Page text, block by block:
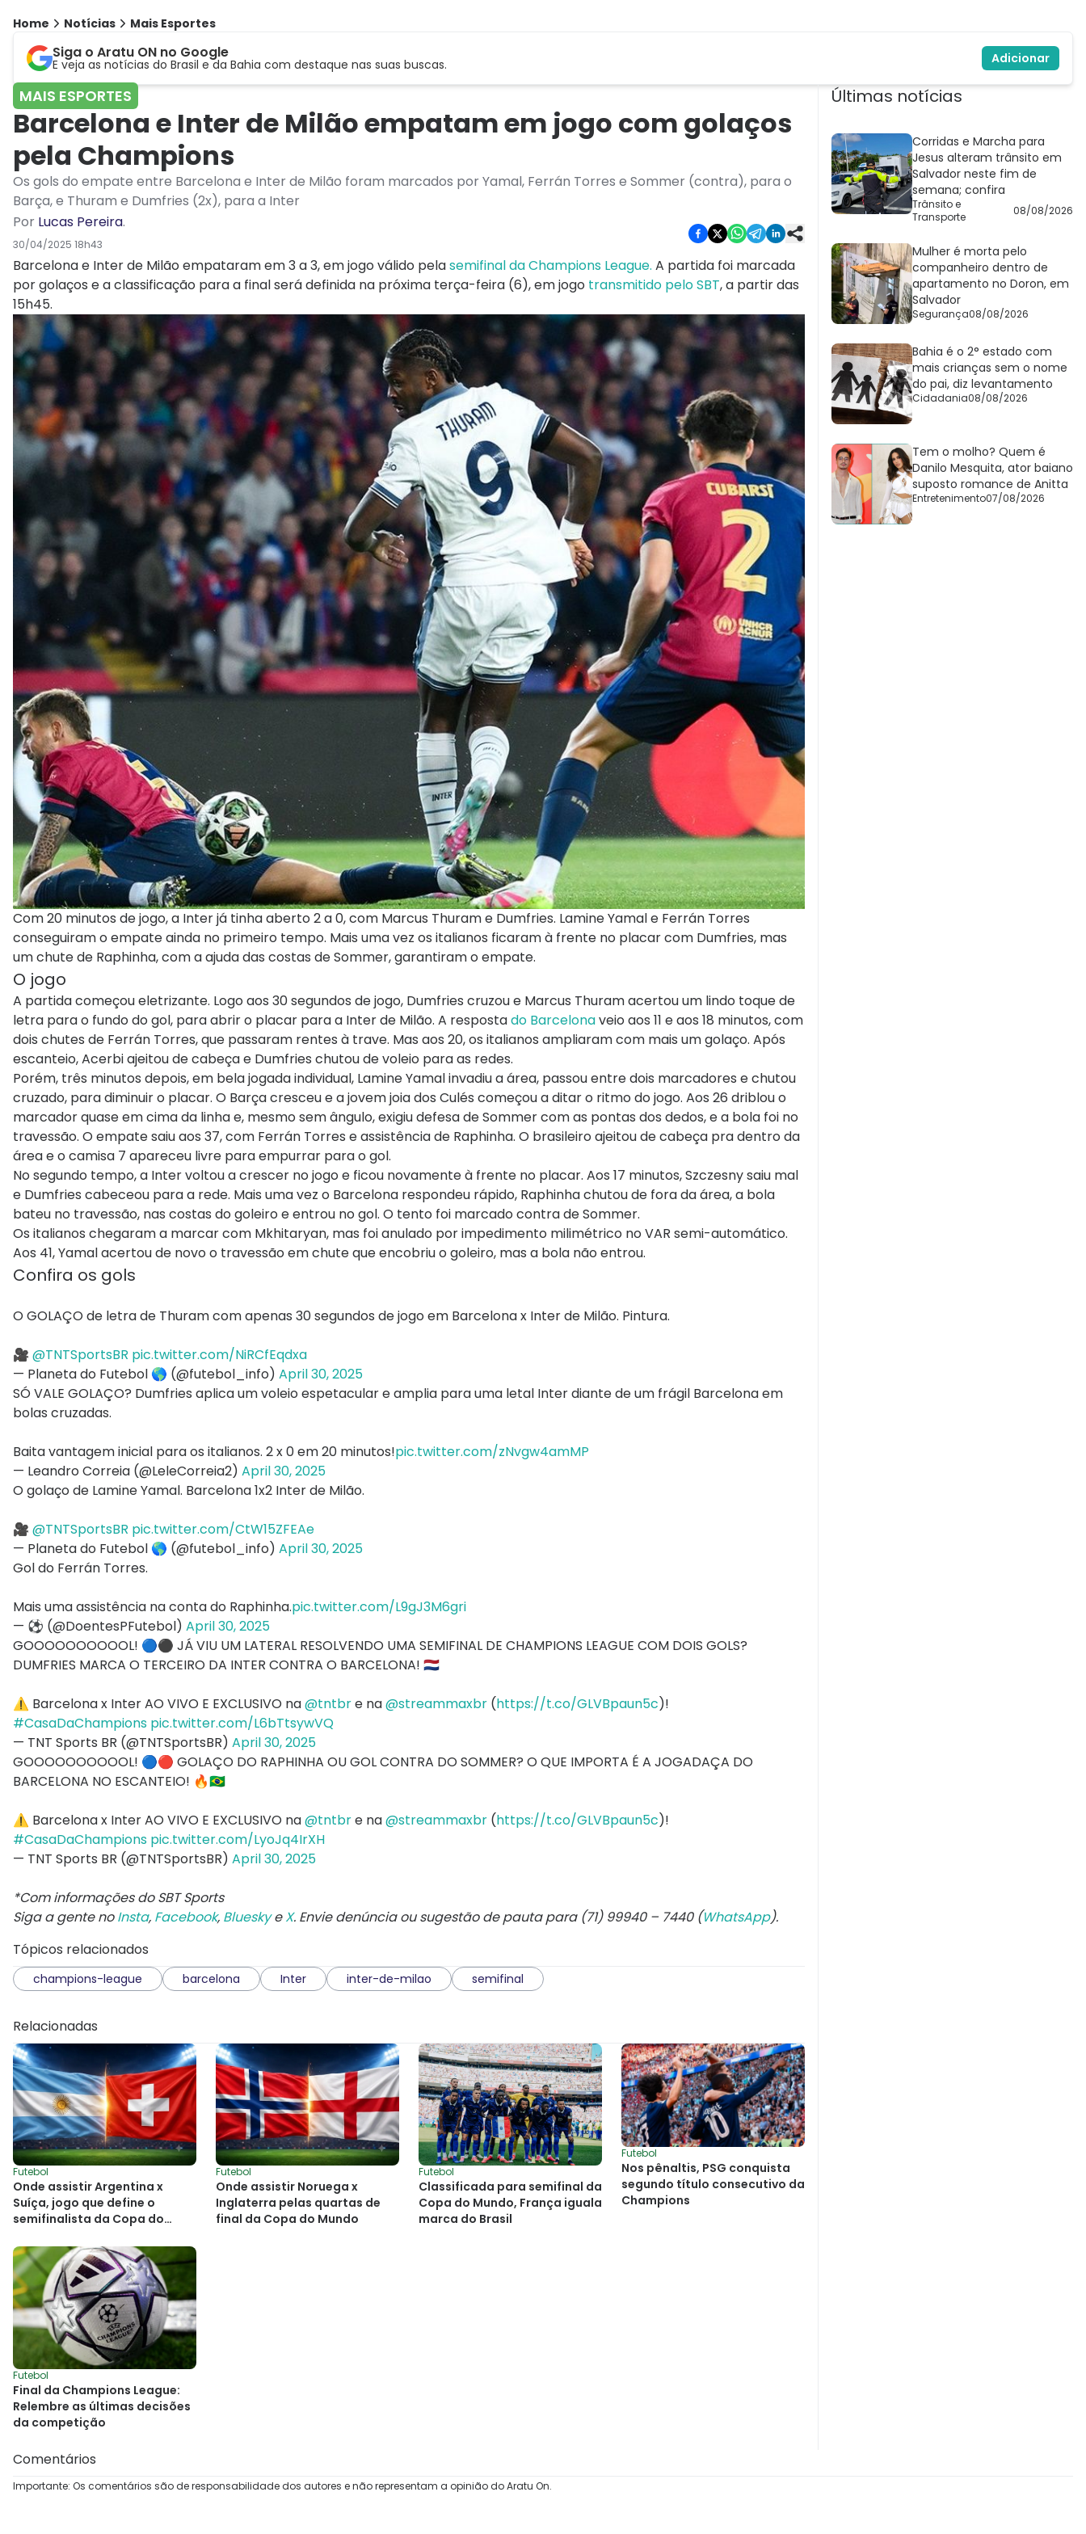
Home Notícias Mais Esportes
Siga o Aratu ON no Google
E veja as notícias do Brasil e da Bahia com destaque nas suas buscas. Adicionar
MAIS ESPORTES
Barcelona e Inter de Milão empatam em jogo com golaços
pela Champions
Os gols do empate entre Barcelona e Inter de Milão foram marcados por Yamal, Ferrán Torres e Sommer (contra), para o
Barça, e Thuram e Dumfries (2x), para a Inter
Por Lucas Pereira.
30/04/2025 18h43
Barcelona e Inter de Milão empataram em 3 a 3, em jogo válido pelasemifinal da Champions League. A partida foi marcada
por golaços e a classificação para a final será definida na próxima terça-feira (6), em jogo transmitido pelo SBT, a partir das
15h45.
Com 20 minutos de jogo, a Inter já tinha aberto 2 a 0, com Marcus Thuram e Dumfries. Lamine Yamal e Ferrán Torres
conseguiram o empate ainda no primeiro tempo. Mais uma vez os italianos ficaram à frente no placar com Dumfries, mas
um chute de Raphinha, com a ajuda das costas de Sommer, garantiram o empate.
O jogo
A partida começou eletrizante. Logo aos 30 segundos de jogo, Dumfries cruzou e Marcus Thuram acertou um lindo toque de
letra para o fundo do gol, para abrir o placar para a Inter de Milão. A respostado Barcelonaveio aos 11 e aos 18 minutos, com
dois chutes de Ferrán Torres, que passaram rentes à trave. Mas aos 20, os italianos ampliaram com mais um golaço. Após
escanteio, Acerbi ajeitou de cabeça e Dumfries chutou de voleio para as redes.
Porém, três minutos depois, em bela jogada individual, Lamine Yamal invadiu a área, passou entre dois marcadores e chutou
cruzado, para diminuir o placar. O Barça cresceu e a jovem joia dos Culés começou a ditar o ritmo do jogo. Aos 26 driblou o
marcador quase em cima da linha e, mesmo sem ângulo, exigiu defesa de Sommer com as pontas dos dedos, e a bola foi no
travessão. O empate saiu aos 37, com Ferrán Torres e assistência de Raphinha. O brasileiro ajeitou de cabeça pra dentro da
área e o camisa 7 apareceu livre para empurrar para o gol.
No segundo tempo, a Inter voltou a crescer no jogo e ficou novamente à frente no placar. Aos 17 minutos, Szczesny saiu mal
e Dumfries cabeceou para a rede. Mais uma vez o Barcelona respondeu rápido, Raphinha chutou de fora da área, a bola
bateu no travessão, nas costas do goleiro e entrou no gol. O tento foi marcado contra de Sommer.
Os italianos chegaram a marcar com Mkhitaryan, mas foi anulado por impedimento milimétrico no VAR semi-automático.
Aos 41, Yamal acertou de novo o travessão em chute que encobriu o goleiro, mas a bola não entrou.
Confira os gols
O GOLAÇO de letra de Thuram com apenas 30 segundos de jogo em Barcelona x Inter de Milão. Pintura.
🎥 @TNTSportsBR pic.twitter.com/NiRCfEqdxa
— Planeta do Futebol 🌎 (@futebol_info) April 30, 2025
SÓ VALE GOLAÇO? Dumfries aplica um voleio espetacular e amplia para uma letal Inter diante de um frágil Barcelona em
bolas cruzadas.
Baita vantagem inicial para os italianos. 2 x 0 em 20 minutos!pic.twitter.com/zNvgw4amMP
— Leandro Correia (@LeleCorreia2) April 30, 2025
O golaço de Lamine Yamal. Barcelona 1x2 Inter de Milão.
🎥 @TNTSportsBR pic.twitter.com/CtW15ZFEAe
— Planeta do Futebol 🌎 (@futebol_info) April 30, 2025
Gol do Ferrán Torres.
Mais uma assistência na conta do Raphinha.pic.twitter.com/L9gJ3M6gri
— ⚽ (@DoentesPFutebol) April 30, 2025
GOOOOOOOOOOL! 🔵⚫ JÁ VIU UM LATERAL RESOLVENDO UMA SEMIFINAL DE CHAMPIONS LEAGUE COM DOIS GOLS?
DUMFRIES MARCA O TERCEIRO DA INTER CONTRA O BARCELONA! 🇳🇱
⚠️ Barcelona x Inter AO VIVO E EXCLUSIVO na@tntbre na@streammaxbr (https://t.co/GLVBpaun5c)!
#CasaDaChampions pic.twitter.com/L6bTtsywVQ
— TNT Sports BR (@TNTSportsBR) April 30, 2025
GOOOOOOOOOOL! 🔵🔴 GOLAÇO DO RAPHINHA OU GOL CONTRA DO SOMMER? O QUE IMPORTA É A JOGADAÇA DO
BARCELONA NO ESCANTEIO! 🔥🇧🇷
⚠️ Barcelona x Inter AO VIVO E EXCLUSIVO na@tntbre na@streammaxbr (https://t.co/GLVBpaun5c)!
#CasaDaChampions pic.twitter.com/LyoJq4IrXH
— TNT Sports BR (@TNTSportsBR) April 30, 2025
*Com informações do SBT Sports
Siga a gente noInsta, Facebook, BlueskyeX. Envie denúncia ou sugestão de pauta para (71) 99940 – 7440 (WhatsApp).
Tópicos relacionados
champions-league barcelona Inter inter-de-milao semifinal
Relacionadas
Futebol
Onde assistir Argentina x
Suíça, jogo que define o
semifinalista da Copa do
Futebol
Onde assistir Noruega x
Inglaterra pelas quartas de
final da Copa do Mundo
Futebol
Classificada para semifinal da
Copa do Mundo, França iguala
marca do Brasil
Futebol
Nos pênaltis, PSG conquista
segundo título consecutivo da
Champions
Futebol
Final da Champions League:
Relembre as últimas decisões
da competição
Últimas notícias
Corridas e Marcha para
Jesus alteram trânsito em
Salvador neste fim de
semana; confira
Trânsito e
Transporte
08/08/2026
Mulher é morta pelo
companheiro dentro de
apartamento no Doron, em
Salvador
Segurança08/08/2026
Bahia é o 2° estado com
mais crianças sem o nome
do pai, diz levantamento
Cidadania08/08/2026
Tem o molho? Quem é
Danilo Mesquita, ator baiano
suposto romance de Anitta
Entretenimento07/08/2026
Comentários
Importante: Os comentários são de responsabilidade dos autores e não representam a opinião do Aratu On.